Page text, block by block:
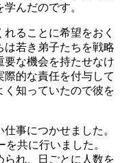
んだのです。
れることに希望をおく
は若き弟子たちを戦略
要な機会を持たせなけ
的な責任を付与して
く知っていたので彼を
事につかせました。
共に行いました。
られ、日ごとに人数を